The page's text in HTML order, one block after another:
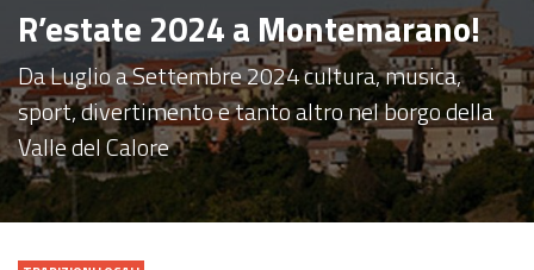
R’estate 2024 a Montemarano!
Da Luglio a Settembre 2024 cultura, musica,
sport, divertimento e tanto altro nel borgo della
Valle del Calore